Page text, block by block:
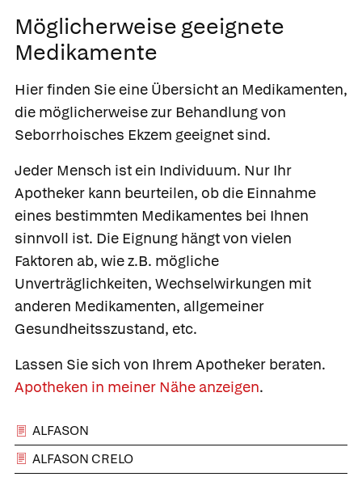
Möglicherweise geeignete
Medikamente
Hier finden Sie eine Übersicht an Medikamenten,
die möglicherweise zur Behandlung von
Seborrhoisches Ekzem geeignet sind.
Jeder Mensch ist ein Individuum. Nur Ihr
Apotheker kann beurteilen, ob die Einnahme
eines bestimmten Medikamentes bei Ihnen
sinnvoll ist. Die Eignung hängt von vielen
Faktoren ab, wie z.B. mögliche
Unverträglichkeiten, Wechselwirkungen mit
anderen Medikamenten, allgemeiner
Gesundheitsszustand, etc.
Lassen Sie sich von Ihrem Apotheker beraten.
Apotheken in meiner Nähe anzeigen.
ALFASON
ALFASON CRELO